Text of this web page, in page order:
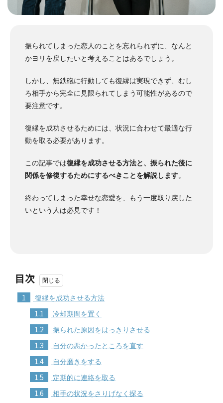
振られてしまった恋人のことを忘れられずに、なんと
かヨリを戻したいと考えることはあるでしょう。
しかし、無鉄砲に行動しても復縁は実現できず、むし
ろ相手から完全に見限られてしまう可能性があるので
要注意です。
復縁を成功させるためには、状況に合わせて最適な行
動を取る必要があります。
この記事では復縁を成功させる方法と、振られた後に
関係を修復するためにするべきことを解説します。
終わってしまった幸せな恋愛を、もう一度取り戻した
いという人は必見です！
目次
1 復縁を成功させる方法
1.1 冷却期間を置く
1.2 振られた原因をはっきりさせる
1.3 自分の悪かったところを直す
1.4 自分磨きをする
1.5 定期的に連絡を取る
1.6 相手の状況をさりげなく探る